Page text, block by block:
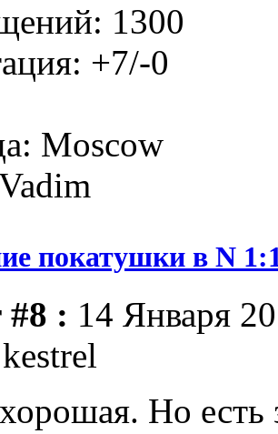
1300
+7/-0
Moscow
покатушки в N
#8 : 14 Января
Но есть